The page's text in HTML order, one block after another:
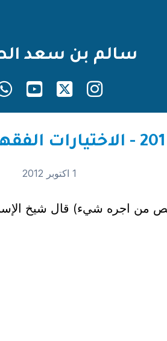
سالم بن سعد
201 - الاختيارات الفقهية 2/ 109
1 اكتوبر 2012
اجره شيء) قال شيخ